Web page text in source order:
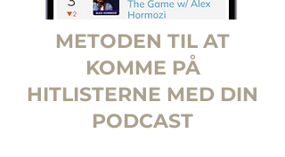
METODEN TIL AT
KOMME PÅ
HITLISTERNE MED DIN
PODCAST